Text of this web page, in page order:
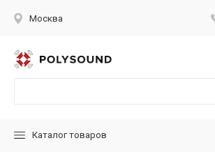
Москва
Каталог товаров